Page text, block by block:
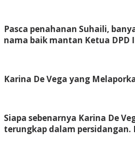
Pasca penahanan Suhaili,
nama baik mantan Ketua DPD
Karina De Vega yang
Siapa sebenarnya Karina De
terungkap dalam persidangan.